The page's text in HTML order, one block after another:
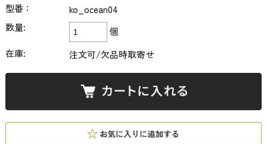
型番：
ko_ocean04
数量:
個
在庫:
注文可/欠品時取寄せ